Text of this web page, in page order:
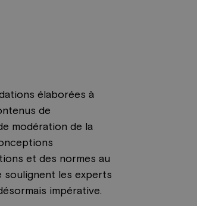
élaborées à
de
modération de la
et des normes au
soulignent les experts
impérative.